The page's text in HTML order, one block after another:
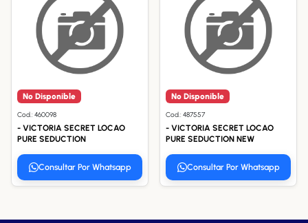
No Disponible
Cod.: 460098
- VICTORIA SECRET LOCAO
PURE SEDUCTION
Consultar Por Whatsapp
No Disponible
Cod.: 487557
- VICTORIA SECRET LOCAO
PURE SEDUCTION NEW
Consultar Por Whatsapp